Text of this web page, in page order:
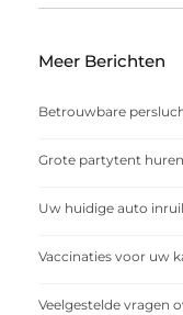
Meer Berichten
Betrouwbare
Grote partytent
Uw huidige auto
Vaccinaties voor uw
Veelgestelde vragen